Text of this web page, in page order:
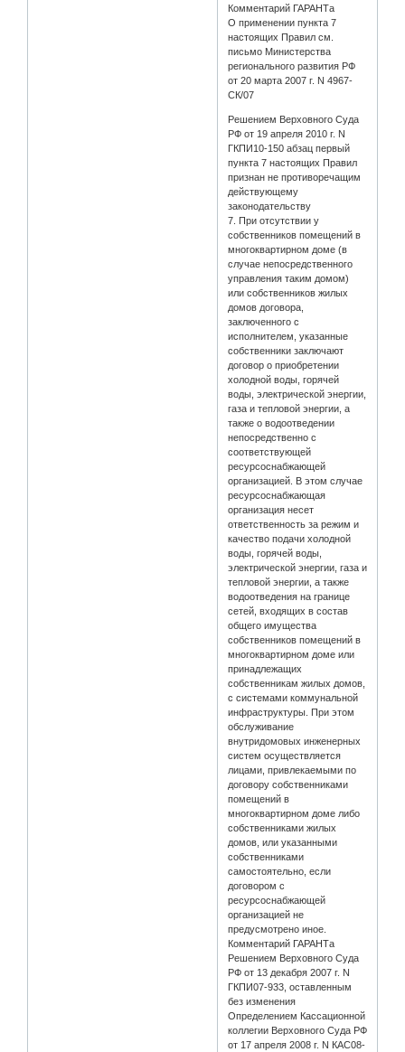
Комментарий ГАРАНТа
О применении пункта 7
настоящих Правил см.
письмо Министерства
регионального развития РФ
от 20 марта 2007 г. N 4967-
СК/07
Решением Верховного Суда
РФ от 19 апреля 2010 г. N
ГКПИ10-150 абзац первый
пункта 7 настоящих Правил
признан не противоречащим
действующему
законодательству
7. При отсутствии у
собственников помещений в
многоквартирном доме (в
случае непосредственного
управления таким домом)
или собственников жилых
домов договора,
заключенного с
исполнителем, указанные
собственники заключают
договор о приобретении
холодной воды, горячей
воды, электрической энергии,
газа и тепловой энергии, а
также о водоотведении
непосредственно с
соответствующей
ресурсоснабжающей
организацией. В этом случае
ресурсоснабжающая
организация несет
ответственность за режим и
качество подачи холодной
воды, горячей воды,
электрической энергии, газа и
тепловой энергии, а также
водоотведения на границе
сетей, входящих в состав
общего имущества
собственников помещений в
многоквартирном доме или
принадлежащих
собственникам жилых домов,
с системами коммунальной
инфраструктуры. При этом
обслуживание
внутридомовых инженерных
систем осуществляется
лицами, привлекаемыми по
договору собственниками
помещений в
многоквартирном доме либо
собственниками жилых
домов, или указанными
собственниками
самостоятельно, если
договором с
ресурсоснабжающей
организацией не
предусмотрено иное.
Комментарий ГАРАНТа
Решением Верховного Суда
РФ от 13 декабря 2007 г. N
ГКПИ07-933, оставленным
без изменения
Определением Кассационной
коллегии Верховного Суда РФ
от 17 апреля 2008 г. N КАС08-